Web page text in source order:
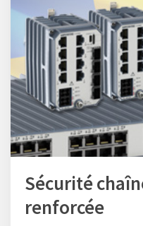
Sécurité
renforcée